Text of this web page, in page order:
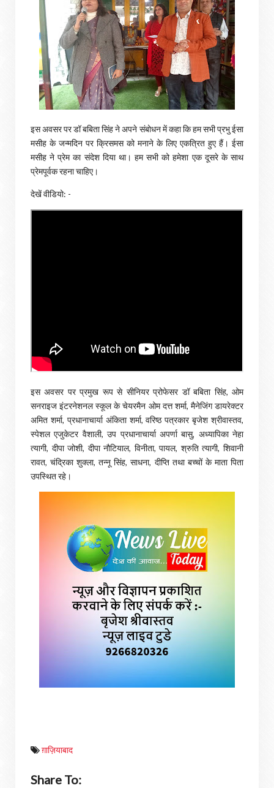
इस अवसर पर डॉ बबिता सिंह ने अपने संबोधन में कहा कि हम सभी प्रभु ईसा
मसीह के जन्मदिन पर क्रिसमस को मनाने के लिए एकत्रित हुए हैं। ईसा
मसीह ने प्रेम का संदेश दिया था। हम सभी को हमेशा एक दूसरे के साथ
प्रेमपूर्वक रहना चाहिए।
देखें वीडियो: -
इस अवसर पर प्रमुख रूप से सीनियर प्रोफेसर डॉ बबिता सिंह, ओम
सनराइज इंटरनेशनल स्कूल के चेयरमैन ओम दत्त शर्मा, मैनेजिंग डायरेक्टर
अमित शर्मा, प्रधानाचार्या अंकिता शर्मा, वरिष्ठ पत्रकार बृजेश श्रीवास्तव,
स्पेशल एजुकेटर वैशाली, उप प्रधानाचार्या अपर्णा बासु, अध्यापिका नेहा
त्यागी, दीपा जोशी, दीपा नौटियाल, विनीता, पायल, श्रुति त्यागी, शिवानी
रावत, चंद्रिका शुक्ला, तन्नू सिंह, साधना, दीप्ति तथा बच्चों के माता पिता
उपस्थित रहे।
ग़ाज़ियाबाद
Share To: